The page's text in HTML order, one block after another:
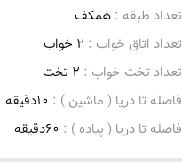
تعداد طبقه : همکف
تعداد اتاق خواب : 2 خواب
تعداد تخت خواب : 2 تخت
فاصله تا دریا ( ماشین ) : 10دقیقه
فاصله تا دریا ( پیاده ) : 60دقیقه